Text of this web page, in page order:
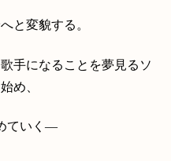
と変貌する。
手になることを夢見るソ
め、
ていく―